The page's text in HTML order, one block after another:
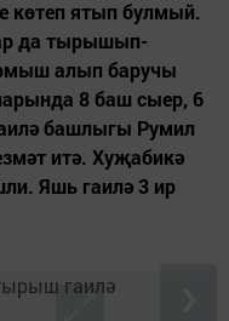
көтеп ятып булмый.
да тырышып-
алып баручы
8 баш сыер, 6
башлыгы Румил
итә. Хуҗабикә
Яшь гаилә 3 ир